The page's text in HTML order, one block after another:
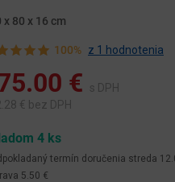
x 80 x 16 cm
100% z 1 hodnotenia
€
s DPH
€ bez DPH
4 ks
termín doručenia streda
5.50 €